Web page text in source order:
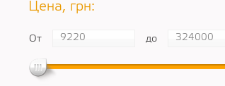
Цена, грн:
От до